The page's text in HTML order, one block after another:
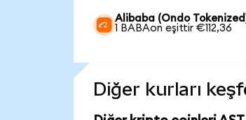
Alibaba (Ondo
1 BABAon eşittir €112,36
Diğer kurları